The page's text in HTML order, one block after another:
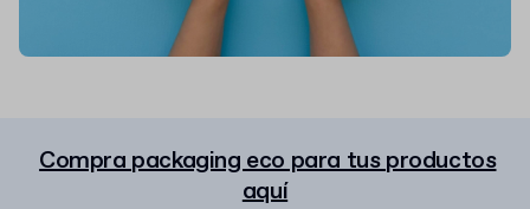
Compra packaging eco para tus productos
aquí